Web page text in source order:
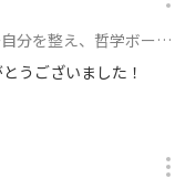
と対話するティータイム〜に参加
うございました！